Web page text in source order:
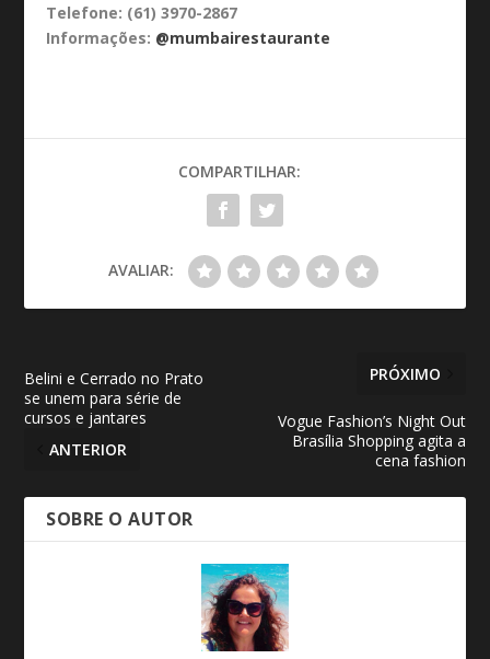
Telefone: (61) 3970-2867
Informações: @mumbairestaurante
COMPARTILHAR:
AVALIAR:
Belini e Cerrado no Prato
se unem para série de
cursos e jantares
ANTERIOR
PRÓXIMO
Vogue Fashion’s Night Out
Brasília Shopping agita a
cena fashion
SOBRE O AUTOR